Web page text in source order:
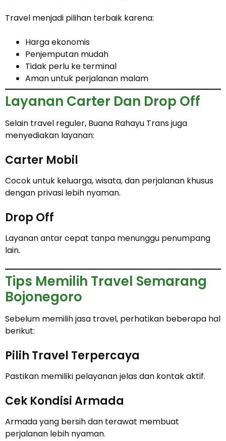
Travel menjadi pilihan terbaik karena:
Harga ekonomis
Penjemputan mudah
Tidak perlu ke terminal
Aman untuk perjalanan malam
Layanan Carter Dan Drop Off
Selain travel reguler, Buana Rahayu Trans juga
menyediakan layanan:
Carter Mobil
Cocok untuk keluarga, wisata, dan perjalanan khusus
dengan privasi lebih nyaman.
Drop Off
Layanan antar cepat tanpa menunggu penumpang
lain.
Tips Memilih Travel Semarang
Bojonegoro
Sebelum memilih jasa travel, perhatikan beberapa hal
berikut:
Pilih Travel Terpercaya
Pastikan memiliki pelayanan jelas dan kontak aktif.
Cek Kondisi Armada
Armada yang bersih dan terawat membuat
perjalanan lebih nyaman.